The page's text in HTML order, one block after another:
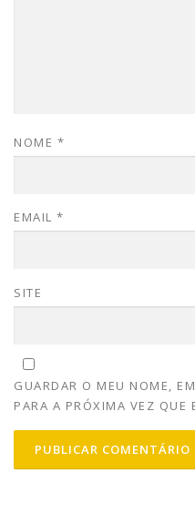
NOME *
EMAIL *
SITE
GUARDAR O MEU NOME,
PARA A PRÓXIMA VEZ QUE